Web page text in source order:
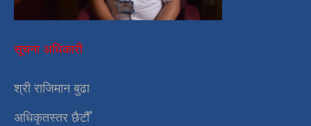
सूचना अधिकारी
श्री राजिमान बुढा
अधिकृतस्तर छैटौँ